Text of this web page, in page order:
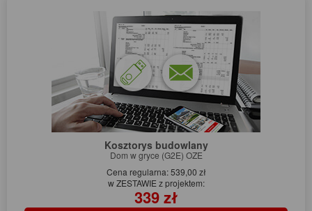
Kosztorys budowlany
Dom w gryce (G2E) OZE
Cena regularna: 539,00 zł
w ZESTAWIE z projektem:
339 zł